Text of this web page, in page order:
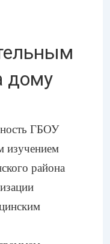
дому
ГБОУ
изучением
района